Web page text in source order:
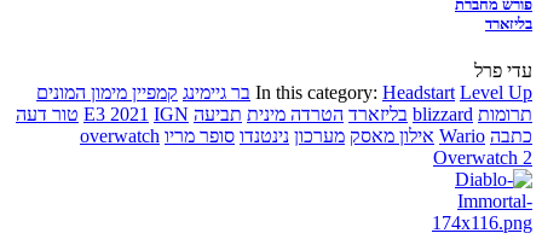
פורש מחברת
בליזארד
עדי פרל
In this category: Headstart Level Up בר גיימינג קמפיין מימון המונים
תרומות blizzard בליזארד הטרדה מינית תביעה E3 2021 IGN
טור דעה
כתבה Wario אילון מאסק מערכון נינטנדו סופר מריו overwatch
Overwatch 2